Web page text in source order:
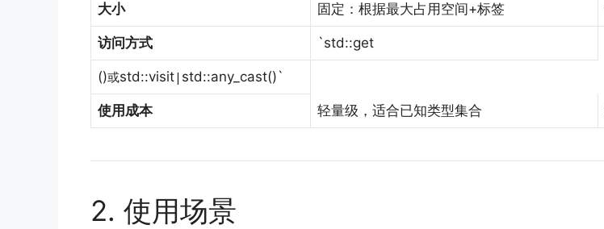
大小 固定：根据最大占用空间+标签
访问方式 `std::get
()或std::visit| std::any_cast()`
使用成本 轻量级，适合已知类型集合
2. 使用场景